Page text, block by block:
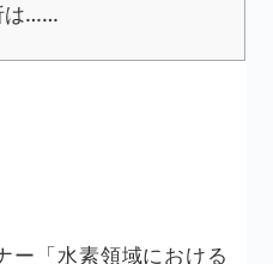
は……
ー「水素領域における